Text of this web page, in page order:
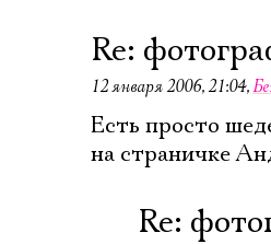
Re:
12 января 2006, 21:04,
Есть просто
на страничке
Re: